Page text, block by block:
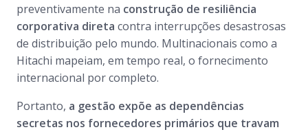
preventivamente na construção de resiliência
corporativa direta contra interrupções desastrosas
de distribuição pelo mundo. Multinacionais como a
Hitachi mapeiam, em tempo real, o fornecimento
internacional por completo.
Portanto, a gestão expõe as dependências
secretas nos fornecedores primários que travam